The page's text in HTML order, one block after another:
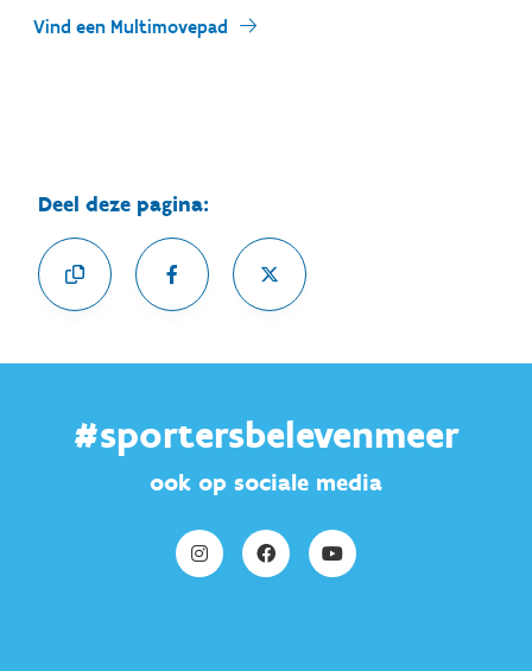
Vind een Multimovepad
Deel deze pagina:
#sportersbelevenmeer
ook op sociale media